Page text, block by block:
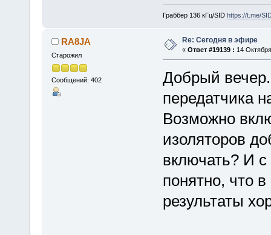
Граббер 136 кГц/SID https://t.me/
RA8JA
Старожил
Сообщений: 402
Re: Сегодня в эфире
« Ответ #19139 : 14
Добрый
передатчика
Возможно
изоляторов
включать? И
понятно, что
результаты